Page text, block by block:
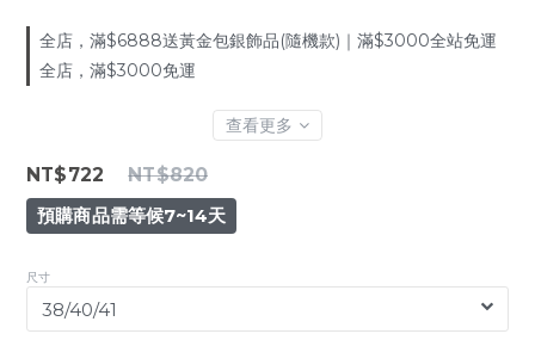
全店，滿$6888送黃金包銀飾品(隨機款)｜滿$3000全站免運
全店，滿$3000免運
查看更多
NT$722
NT$820
預購商品需等候7~14天
尺寸